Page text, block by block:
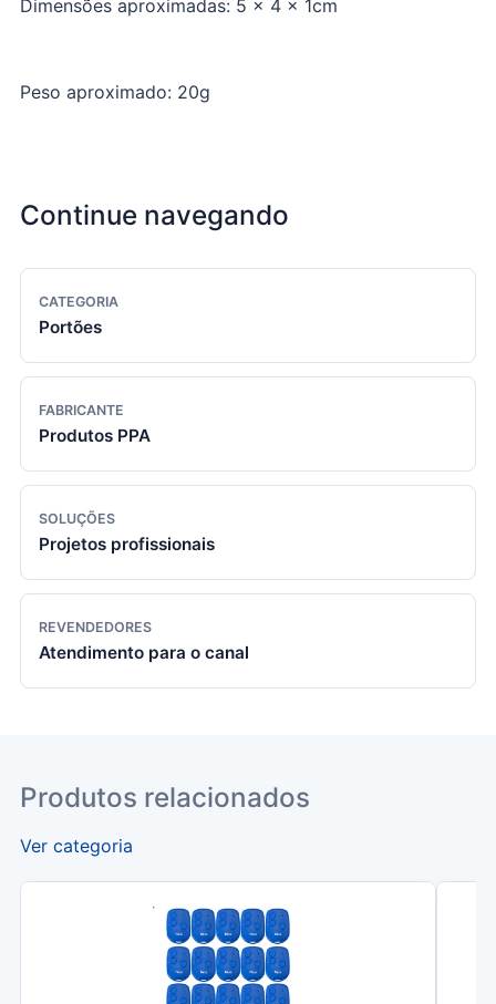
Dimensões aproximadas: 5 x 4 x 1cm
Peso aproximado: 20g
Continue navegando
CATEGORIA
Portões
FABRICANTE
Produtos PPA
SOLUÇÕES
Projetos profissionais
REVENDEDORES
Atendimento para o canal
Produtos relacionados
Ver categoria